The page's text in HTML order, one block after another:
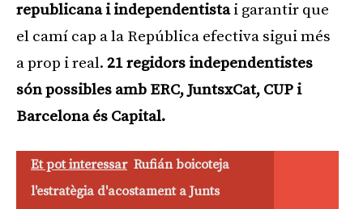
republicana i independentistai garantir que
el camí cap a la República efectiva sigui més
a prop i real. 21 regidors independentistes
són possibles amb ERC, JuntsxCat, CUP i
Barcelona és Capital.
Et pot interessar Rufián boicoteja
l'estratègia d'acostament a Junts